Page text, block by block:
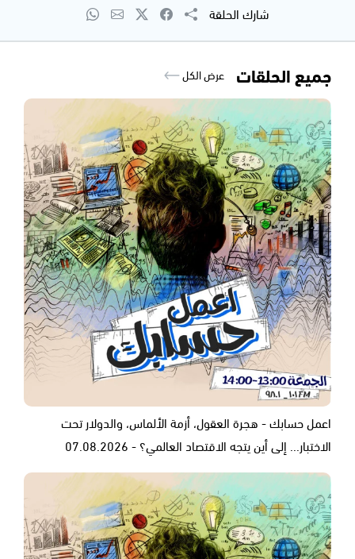
شارك الحلقة
جميع الحلقات عرض الكل
اعمل حسابك - هجرة العقول، أزمة الألماس، والدولار تحت
الاختبار... إلى أين يتجه الاقتصاد العالمي؟ - 07.08.2026